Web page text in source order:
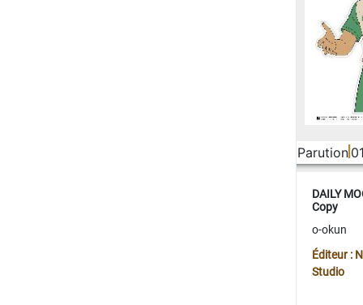
Parution
DAILY
Copy
o-okun
Éditeur :
Studio